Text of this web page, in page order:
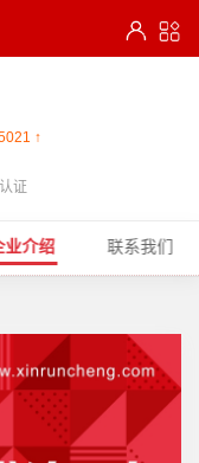
↑
证
业介绍 联系我们